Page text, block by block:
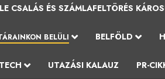
CSALÁS ÉS SZÁMLAFELTÖRÉS
BELÜLI BELFÖLD
TECH UTAZÁSI KALAUZ PR-